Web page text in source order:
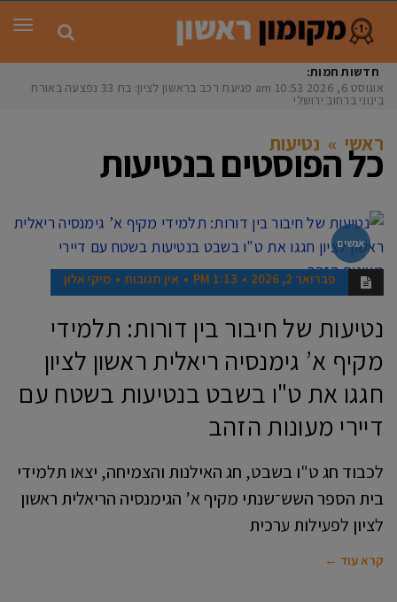
חדשות חמות:
אוגוסט 6, 2026
10:53 am פגיעת רכב בראשון לציון: בת 33 נפצעה באורח
בינוני ברחוב ירושלים
ראשי » נטיעות
כל הפוסטים בנטיעות
אנשים
פברואר 2, 2026 1:13 PM אין תגובות מיקי אלון
נטיעות של חיבור בין דורות: תלמידי
מקיף א’ גימנסיה ריאלית ראשון לציון
חגגו את ט"ו בשבט בנטיעות בשטח עם
דיירי מעונות הזהב
לכבוד חג ט"ו בשבט, חג האילנות והצמיחה, יצאו תלמידי
בית הספר השש־שנתי מקיף א’ הגימנסיה הריאלית ראשון
לציון לפעילות ערכית
קרא עוד ←